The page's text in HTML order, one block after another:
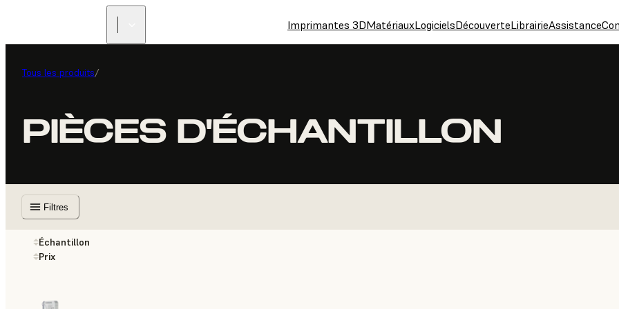
Imprimantes 3DMatériauxLogicielsDécouverteLibrairieAssistance
Tous les produits/
PIÈCES D'ÉCHANTILLON
Filtres
Échantillon
Prix